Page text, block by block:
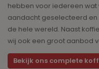
hebben voor iedereen wat
aandacht geselecteerd
de hele wereld. Naast
wij ook een groot aanbod
Bekijk ons complete